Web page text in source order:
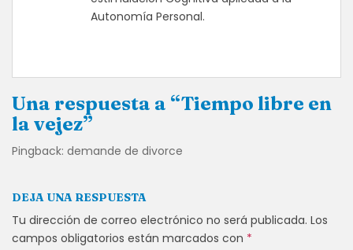
Autonomía Personal.
Una respuesta a “Tiempo libre en
la vejez”
Pingback: demande de divorce
DEJA UNA RESPUESTA
Tu dirección de correo electrónico no será publicada. Los
campos obligatorios están marcados con *